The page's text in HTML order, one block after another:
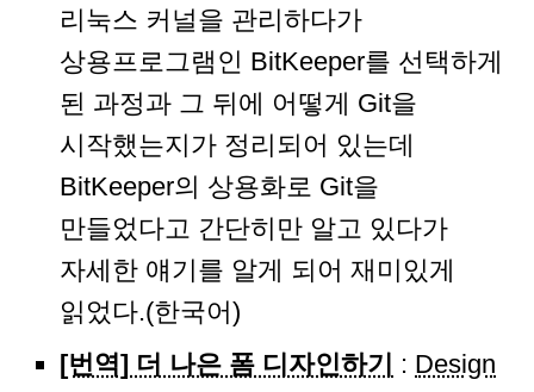
리눅스 커널을 관리하다가
상용프로그램인 BitKeeper를 선택하게
된 과정과 그 뒤에 어떻게 Git을
시작했는지가 정리되어 있는데
BitKeeper의 상용화로 Git을
만들었다고 간단히만 알고 있다가
자세한 얘기를 알게 되어 재미있게
읽었다.(한국어)
[번역] 더 나은 폼 디자인하기
: Design